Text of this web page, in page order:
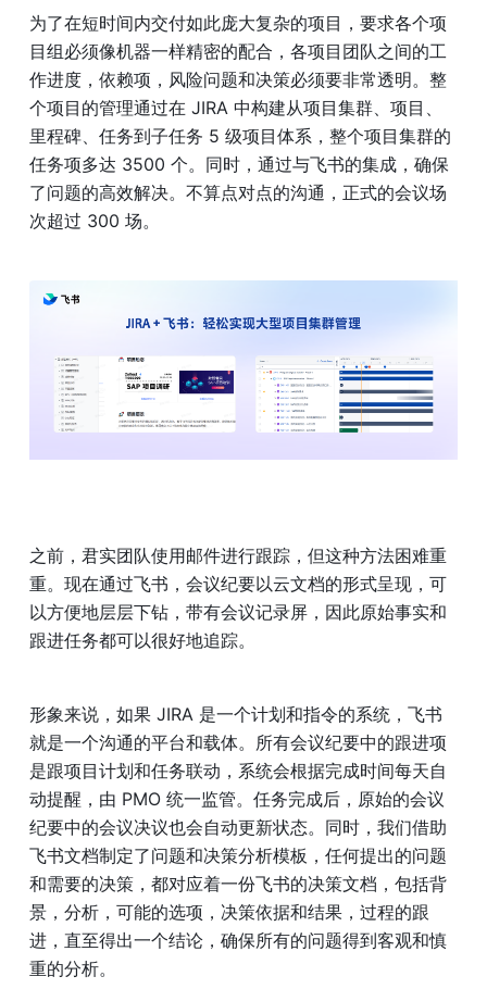
为了在短时间内交付如此庞大复杂的项目，要求各个项
目组必须像机器一样精密的配合，各项目团队之间的工
作进度，依赖项，风险问题和决策必须要非常透明。整
个项目的管理通过在 JIRA 中构建从项目集群、项目、
里程碑、任务到子任务 5 级项目体系，整个项目集群的
任务项多达 3500 个。同时，通过与飞书的集成，确保
了问题的高效解决。不算点对点的沟通，正式的会议场
次超过 300 场。
之前，君实团队使用邮件进行跟踪，但这种方法困难重
重。现在通过飞书，会议纪要以云文档的形式呈现，可
以方便地层层下钻，带有会议记录屏，因此原始事实和
跟进任务都可以很好地追踪。
形象来说，如果 JIRA 是一个计划和指令的系统，飞书
就是一个沟通的平台和载体。所有会议纪要中的跟进项
是跟项目计划和任务联动，系统会根据完成时间每天自
动提醒，由 PMO 统一监管。任务完成后，原始的会议
纪要中的会议决议也会自动更新状态。同时，我们借助
飞书文档制定了问题和决策分析模板，任何提出的问题
和需要的决策，都对应着一份飞书的决策文档，包括背
景，分析，可能的选项，决策依据和结果，过程的跟
进，直至得出一个结论，确保所有的问题得到客观和慎
重的分析。